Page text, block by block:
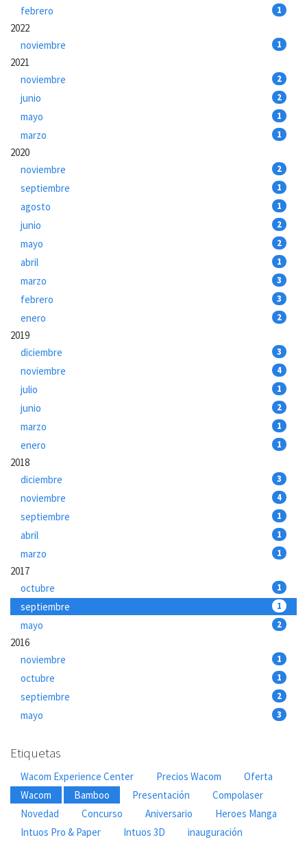
febrero 1
2022
noviembre
1
2021
noviembre
2
junio 2
mayo 1
marzo 1
2020
noviembre
2
septiembre 1
agosto 1
junio 2
mayo 2
abril 1
marzo 3
febrero 3
enero 2
2019
diciembre
3
noviembre 4
julio 1
junio 2
marzo 1
enero 1
2018
diciembre
3
noviembre 4
septiembre 1
abril 1
marzo 1
2017
octubre
1
septiembre 1
mayo 2
2016
noviembre
1
octubre 1
septiembre 2
mayo 3
Etiquetas
Wacom Experience Center Precios Wacom
Oferta
Wacom
Bamboo Presentación
Compolaser
Novedad
Concurso Aniversario
Heroes Manga
Intuos Pro & Paper
Intuos 3D
inauguración